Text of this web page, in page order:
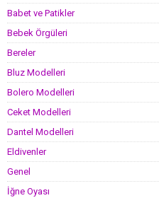
Babet ve Patikler
Bebek Örgüleri
Bereler
Bluz Modelleri
Bolero Modelleri
Ceket Modelleri
Dantel Modelleri
Eldivenler
Genel
İğne Oyası